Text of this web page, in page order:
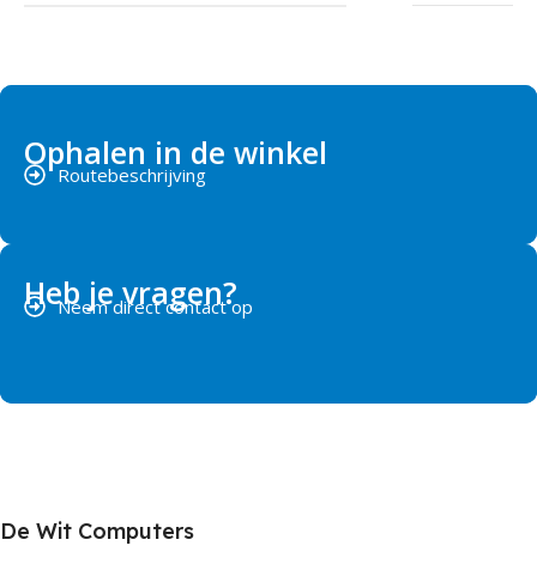
Ophalen in de winkel
Routebeschrijving
Heb je vragen?
Neem direct contact op
De Wit Computers